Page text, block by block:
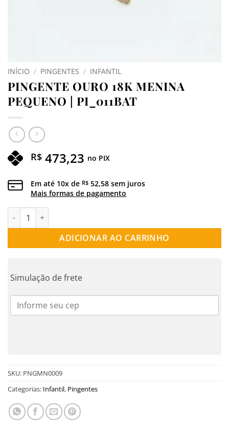
INÍCIO / PINGENTES / INFANTIL
PINGENTE OURO 18K MENINA
PEQUENO | PI_011BAT
R$ 473,23 no PIX
Em até 10x de R$ 52,58 sem juros
Mais formas de pagamento
PINGENTE OURO 18K MENINA PEQUENO | PI_011BAT
ADICIONAR AO CARRINHO
Simulação de frete
SKU: PNGMN0009
Categorias: Infantil, Pingentes